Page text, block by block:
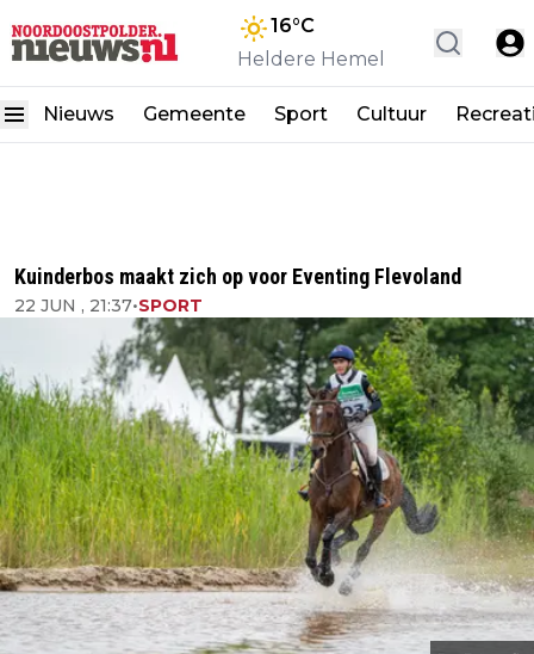
16°C
Heldere Hemel
Nieuws Gemeente Sport Cultuur
Kuinderbos maakt zich op voor Eventing Flevoland
22 JUN , 21:37•SPORT